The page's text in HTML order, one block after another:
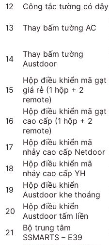
12
Công tắc tường có dây
13 Thay bấm tường AC
14
Thay bấm tường
Austdoor
15
Hộp điều khiển mã gạt
giá rẻ (1 hộp + 2
remote)
16
Hộp điều khiển mã gạt
cao cấp (1 hộp + 2
remote)
17
Hộp điều khiển mã
nhảy cao cấp Netdoor
18
Hộp điều khiển mã
nhảy cao cấp YH
19
Hộp điều khiển
Austdoor khe thoáng
20
Hộp điều khiển
Austdoor tấm liền
21
Bộ trung tâm
SSMARTS – E39